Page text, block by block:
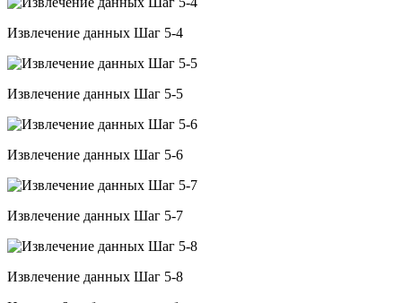
Извлечение данных Шаг 5-4
Извлечение данных Шаг 5-5
Извлечение данных Шаг 5-6
Извлечение данных Шаг 5-7
Извлечение данных Шаг 5-8